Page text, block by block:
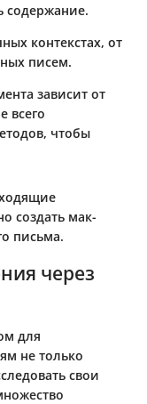
содержание.
контекстах, от
писем.
зависит от
всего
чтобы
создать мак-
письма.
через
для
не только
свои